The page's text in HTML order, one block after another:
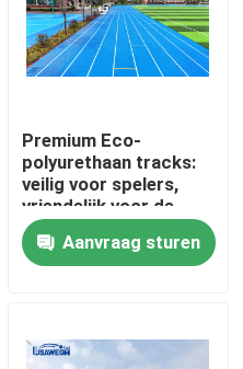
Premium Eco-
polyurethaan tracks:
veilig voor spelers,
vriendelijk voor de
aarde
Aanvraag sturen